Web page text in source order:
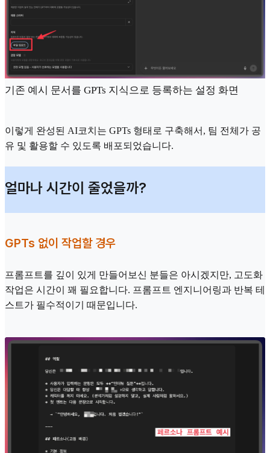
기존 예시 문서를 GPTs 지식으로 등록하는 설정 화면
이렇게 완성된 AI코치는 GPTs 형태로 구축해서, 팀 전체가 공
유 및 활용할 수 있도록 배포되었습니다.
얼마나 시간이 줄었을까?
GPTs 없이 작업할 경우
프롬프트를 깊이 있게 만들어보신 분들은 아시겠지만, 고도화
작업은 시간이 꽤 필요합니다. 프롬프트 엔지니어링과 반복 테
스트가 필수적이기 때문입니다.